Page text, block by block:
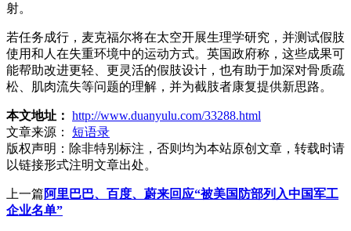
射。
若任务成行，麦克福尔将在太空开展生理学研究，并测试假肢
使用和人在失重环境中的运动方式。英国政府称，这些成果可
能帮助改进更轻、更灵活的假肢设计，也有助于加深对骨质疏
松、肌肉流失等问题的理解，并为截肢者康复提供新思路。
本文地址： http://www.duanyulu.com/33288.html
文章来源：
短语录
版权声明： 除非特别标注，否则均为本站原创文章，转载时请
以链接形式注明文章出处。
上一篇阿里巴巴、百度、蔚来回应“被美国防部列入中国军工
企业名单”